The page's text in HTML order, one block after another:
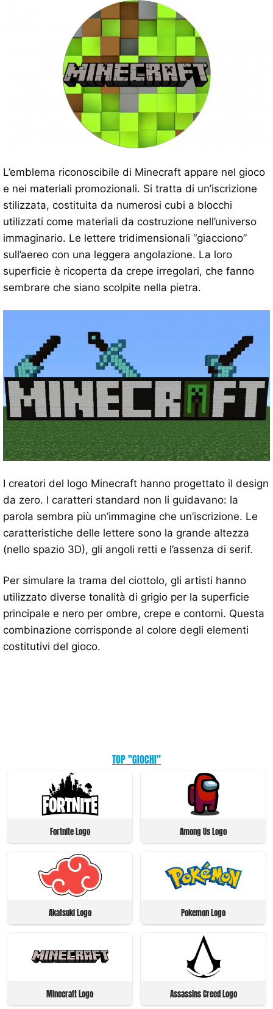
L’emblema riconoscibile di Minecraft appare nel gioco
e nei materiali promozionali. Si tratta di un’iscrizione
stilizzata, costituita da numerosi cubi a blocchi
utilizzati come materiali da costruzione nell’universo
immaginario. Le lettere tridimensionali “giacciono”
sull’aereo con una leggera angolazione. La loro
superficie è ricoperta da crepe irregolari, che fanno
sembrare che siano scolpite nella pietra.
I creatori del logo Minecraft hanno progettato il design
da zero. I caratteri standard non li guidavano: la
parola sembra più un’immagine che un’iscrizione. Le
caratteristiche delle lettere sono la grande altezza
(nello spazio 3D), gli angoli retti e l’assenza di serif.
Per simulare la trama del ciottolo, gli artisti hanno
utilizzato diverse tonalità di grigio per la superficie
principale e nero per ombre, crepe e contorni. Questa
combinazione corrisponde al colore degli elementi
costitutivi del gioco.
TOP "GIOCHI"
Fortnite Logo Among Us Logo
Akatsuki Logo Pokemon Logo
Minecraft Logo Assassins Creed Logo